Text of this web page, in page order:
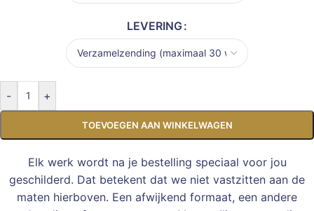
LEVERING
- +
TOEVOEGEN AAN WINKELWAGEN
Elk werk wordt na je bestelling speciaal voor jou
geschilderd. Dat betekent dat we niet vastzitten aan de
maten hierboven. Een afwijkend formaat, een andere